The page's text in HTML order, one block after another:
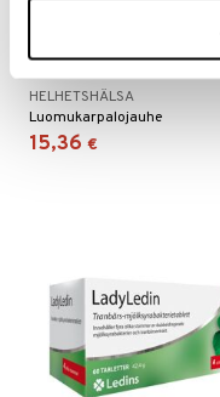
EKO-Tranbär
HELHETSHÄLSA
Luomukarpalojauhe
15,36 €